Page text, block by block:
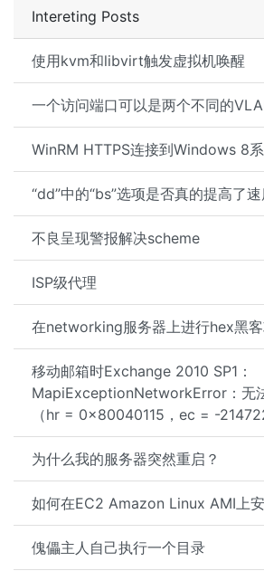
Intereting Posts
使用kvm和libvirt触发虚拟机唤醒
一个访问端口可以是两个不同的
WinRM HTTPS连接到Windows 8
“dd”中的“bs”选项是否真的提高了速
不良呈现警报解决scheme
ISP级代理
在networking服务器上进行hex黑
移动邮箱时Exchange 2010 SP1：
MapiExceptionNetworkError：无
（hr = 0x80040115，ec = -
为什么我的服务器突然重启？
如何在EC2 Amazon Linux AMI上
傀儡主人自己执行一个目录